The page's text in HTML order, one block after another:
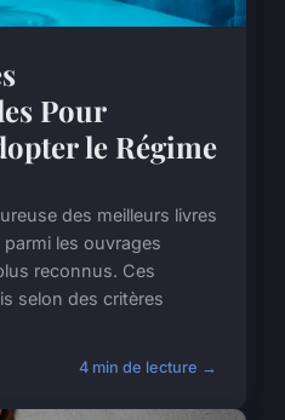
Pour
le Régime
des meilleurs livres
les ouvrages
reconnus. Ces
selon des critères
4 min de lecture →